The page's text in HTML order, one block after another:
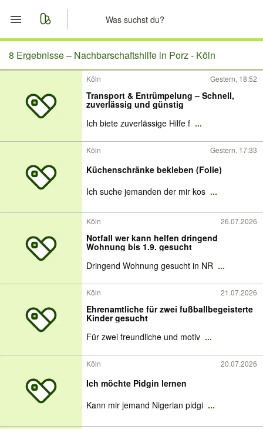
Start
Nachrichten
Anzeige aufgeben
8 Ergebnisse – Nachbarschaftshilfe in Porz - Köln
Köln Gestern, 18:52
Transport & Entrümpelung – Schnell,
zuverlässig und günstig
Ich biete zuverlässige Hilfe f ...
Köln Gestern, 17:33
Küchenschränke bekleben (Folie)
Ich suche jemanden der mir kos ...
Köln 26.07.2026
Notfall wer kann helfen dringend
Wohnung bis 1.9. gesucht
Dringend Wohnung gesucht in NR ...
Köln 21.07.2026
Ehrenamtliche für zwei fußballbegeisterte
Kinder gesucht
Für zwei freundliche und motiv ...
Köln 20.07.2026
Ich möchte Pidgin lernen
Kann mir jemand Nigerian pidgi ...